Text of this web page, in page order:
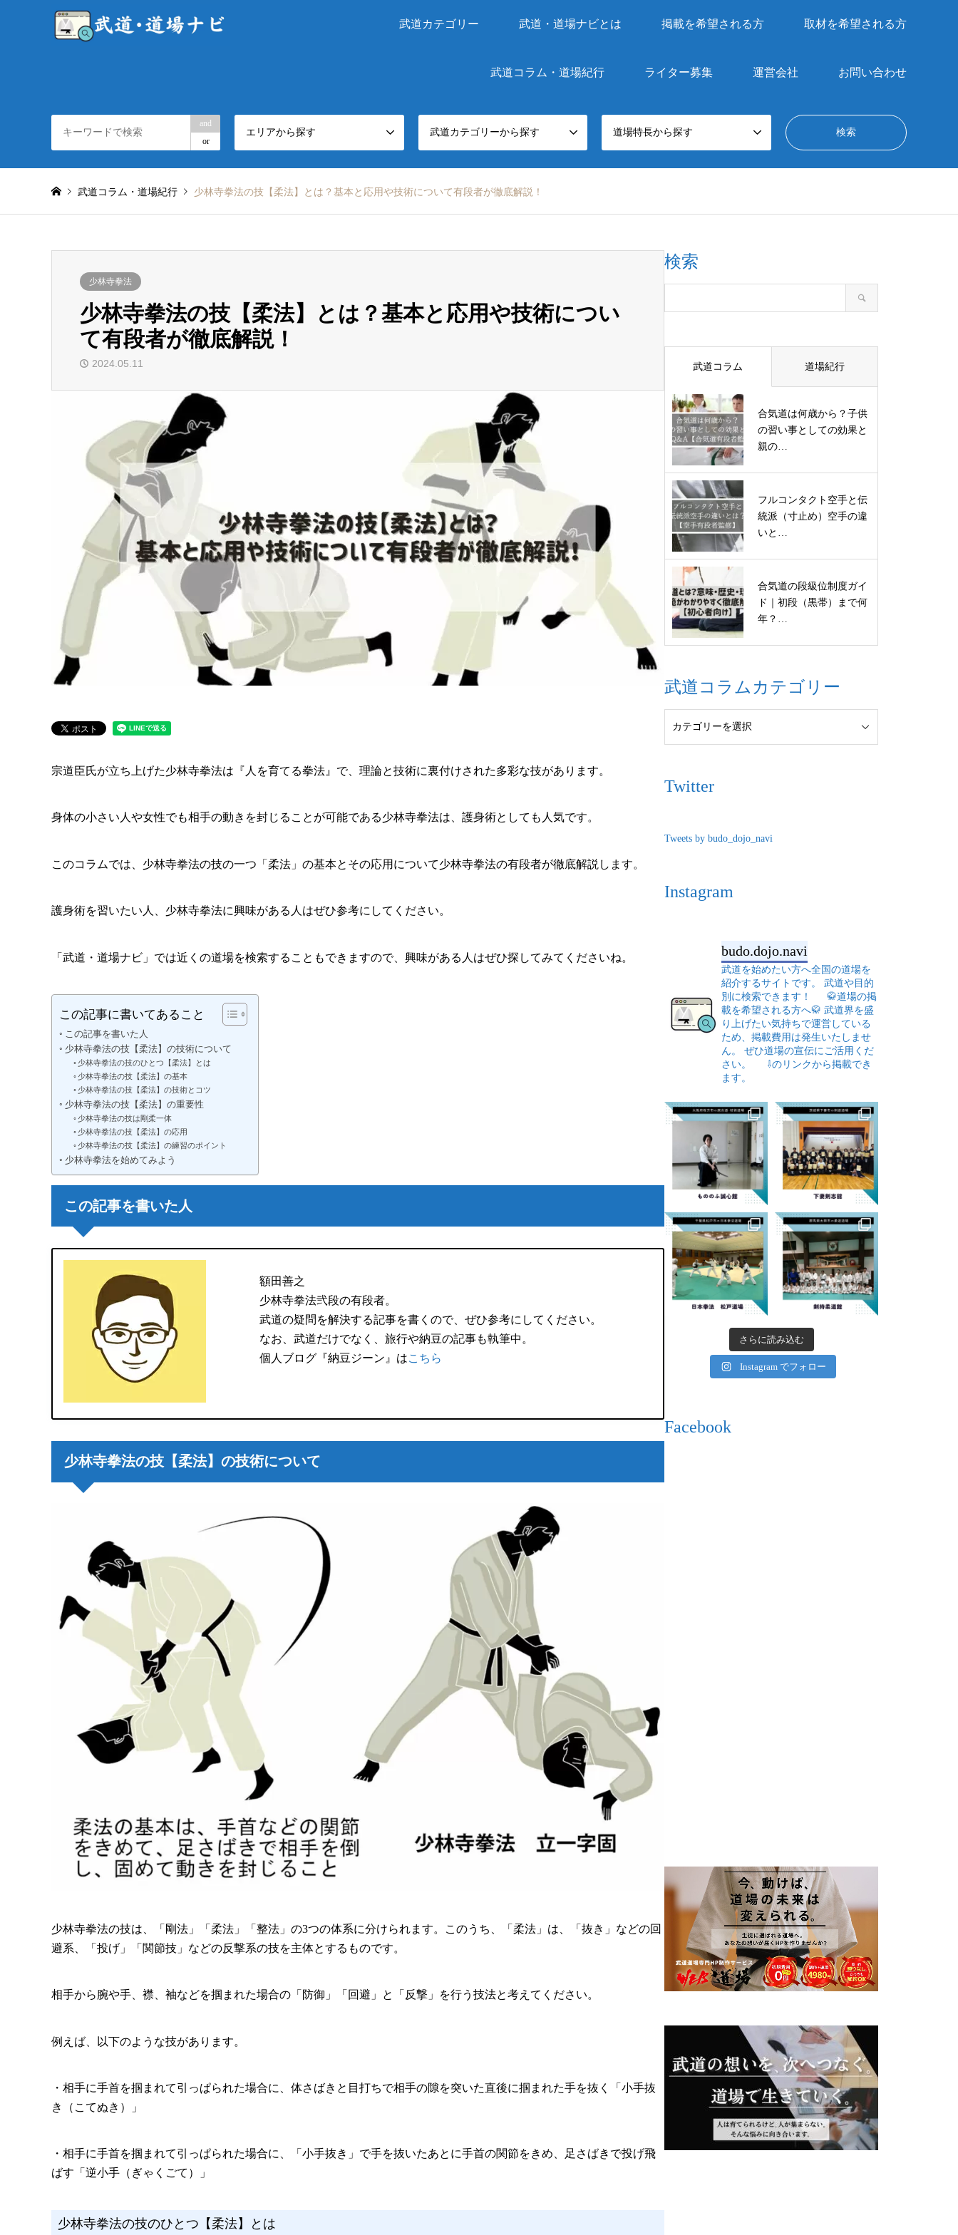
武道カテゴリー 武道・道場ナビとは 掲載を希望される方 取材を希望される方
武道コラム・道場紀行 ライター募集 運営会社 お問い合わせ
and
or
エリアから探す 武道カテゴリーから探す 道場特長から探す
武道コラム・道場紀行 少林寺拳法の技【柔法】とは？基本と応用や技術について有段者が徹底解説！
少林寺拳法
少林寺拳法の技【柔法】とは？基本と応用や技術につい
て有段者が徹底解説！
2024.05.11
宗道臣氏が立ち上げた少林寺拳法は『人を育てる拳法』で、理論と技術に裏付けされた多彩な技があります。
身体の小さい人や女性でも相手の動きを封じることが可能である少林寺拳法は、護身術としても人気です。
このコラムでは、少林寺拳法の技の一つ「柔法」の基本とその応用について少林寺拳法の有段者が徹底解説します。
護身術を習いたい人、少林寺拳法に興味がある人はぜひ参考にしてください。
「武道・道場ナビ」では近くの道場を検索することもできますので、興味がある人はぜひ探してみてくださいね。
この記事に書いてあること
この記事を書いた人
少林寺拳法の技【柔法】の技術について
少林寺拳法の技のひとつ【柔法】とは
少林寺拳法の技【柔法】の基本
少林寺拳法の技【柔法】の技術とコツ
少林寺拳法の技【柔法】の重要性
少林寺拳法の技は剛柔一体
少林寺拳法の技【柔法】の応用
少林寺拳法の技【柔法】の練習のポイント
少林寺拳法を始めてみよう
この記事を書いた人
額田善之
少林寺拳法弐段の有段者。
武道の疑問を解決する記事を書くので、ぜひ参考にしてください。
なお、武道だけでなく、旅行や納豆の記事も執筆中。
個人ブログ『納豆ジーン』はこちら
少林寺拳法の技【柔法】の技術について
少林寺拳法の技は、「剛法」「柔法」「整法」の3つの体系に分けられます。このうち、「柔法」は、「抜き」などの回
避系、「投げ」「関節技」などの反撃系の技を主体とするものです。
相手から腕や手、襟、袖などを掴まれた場合の「防御」「回避」と「反撃」を行う技法と考えてください。
例えば、以下のような技があります。
・相手に手首を掴まれて引っぱられた場合に、体さばきと目打ちで相手の隙を突いた直後に掴まれた手を抜く「小手抜
き（こてぬき）」
・相手に手首を掴まれて引っぱられた場合に、「小手抜き」で手を抜いたあとに手首の関節をきめ、足さばきで投げ飛
ばす「逆小手（ぎゃくごて）」
少林寺拳法の技のひとつ【柔法】とは
検索
武道コラム 道場紀行
合気道は何歳から？子供
の習い事としての効果と
親の…
フルコンタクト空手と伝
統派（寸止め）空手の違
いと…
合気道の段級位制度ガイ
ド｜初段（黒帯）まで何
年？…
武道コラムカテゴリー
Twitter
Tweets by budo_dojo_navi
Instagram
budo.dojo.navi
武道を始めたい方へ全国の道場を
紹介するサイトです。
武道や目的
別に検索できます！
🥋道場の掲
載を希望される方へ🥋 武道界を盛
り上げたい気持ちで運営している
ため、掲載費用は発生いたしませ
ん。
ぜひ道場の宣伝にご活用くだ
さい。
⇩のリンクから掲載でき
ます。
さらに読み込む
Instagram でフォロー
Facebook